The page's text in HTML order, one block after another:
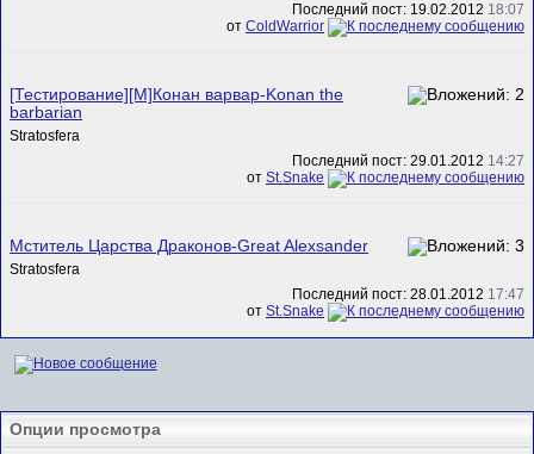
Последний пост: 19.02.2012 18:07
от ColdWarrior
[Тестирование][M]Конан варвар-Konan the
barbarian
Stratosfera
Последний пост: 29.01.2012 14:27
от St.Snake
Мститель Царства Драконов-Great Alexsander
Stratosfera
Последний пост: 28.01.2012 17:47
от St.Snake
Опции просмотра